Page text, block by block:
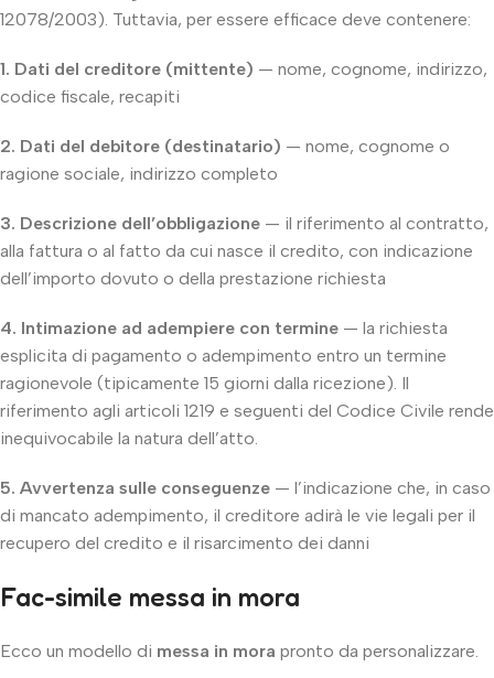
12078/2003). Tuttavia, per essere efficace deve contenere:
1. Dati del creditore (mittente) — nome, cognome, indirizzo,
codice fiscale, recapiti
2. Dati del debitore (destinatario) — nome, cognome o
ragione sociale, indirizzo completo
3. Descrizione dell’obbligazione — il riferimento al contratto,
alla fattura o al fatto da cui nasce il credito, con indicazione
dell’importo dovuto o della prestazione richiesta
4. Intimazione ad adempiere con termine — la richiesta
esplicita di pagamento o adempimento entro un termine
ragionevole (tipicamente 15 giorni dalla ricezione). Il
riferimento agli articoli 1219 e seguenti del Codice Civile rende
inequivocabile la natura dell’atto.
5. Avvertenza sulle conseguenze — l’indicazione che, in caso
di mancato adempimento, il creditore adirà le vie legali per il
recupero del credito e il risarcimento dei danni
Fac-simile messa in mora
Ecco un modello di messa in mora pronto da personalizzare.